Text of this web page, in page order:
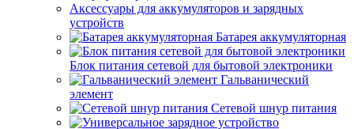
Аксессуары для аккумуляторов и зарядных
устройств
Батарея аккумуляторная
Блок питания сетевой для бытовой электроники
Гальванический
элемент
Сетевой шнур питания